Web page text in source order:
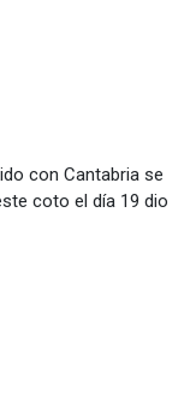
con Cantabria se
coto el día 19 dio